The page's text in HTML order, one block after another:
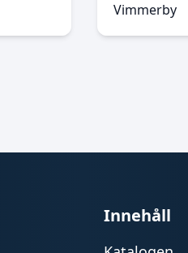
Vimmerby
Innehåll